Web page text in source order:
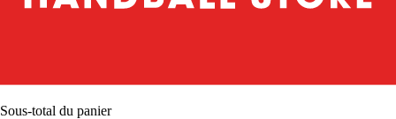
Sous-total du panier